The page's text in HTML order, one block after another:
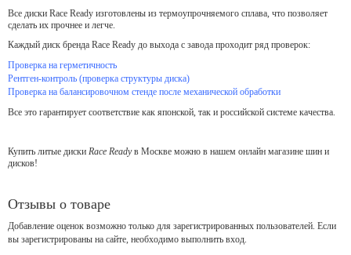
Все диски Race Ready изготовлены из термоупрочняемого сплава, что позволяет
сделать их прочнее и легче.
Каждый диск бренда Race Ready до выхода с завода проходит ряд проверок:
Проверка на герметичность
Рентген-контроль (проверка структуры диска)
Проверка на балансировочном стенде после механической обработки
Все это гарантирует соответствие как японской, так и российской системе качества.
Купить литые диски Race Readyв Москве можно в нашем онлайн магазине шин и
дисков!
Отзывы о товаре
Добавление оценок возможно только для зарегистрированных пользователей. Если
вы зарегистрированы на сайте, необходимо выполнить вход.